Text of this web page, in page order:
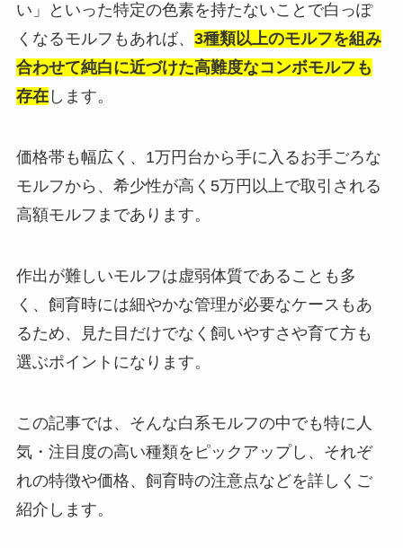
い」といった特定の色素を持たないことで白っぽ
くなるモルフもあれば、 3種類以上のモルフを組み
合わせて純白に近づけた高難度なコンボモルフも
存在します。
価格帯も幅広く、1万円台から手に入るお手ごろな
モルフから、希少性が高く5万円以上で取引される
高額モルフまであります。
作出が難しいモルフは虚弱体質であることも多
く、飼育時には細やかな管理が必要なケースもあ
るため、見た目だけでなく飼いやすさや育て方も
選ぶポイントになります。
この記事では、そんな白系モルフの中でも特に人
気・注目度の高い種類をピックアップし、それぞ
れの特徴や価格、飼育時の注意点などを詳しくご
紹介します。